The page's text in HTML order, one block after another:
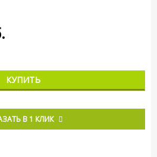
КУПИТЬ
В 1 КЛИК